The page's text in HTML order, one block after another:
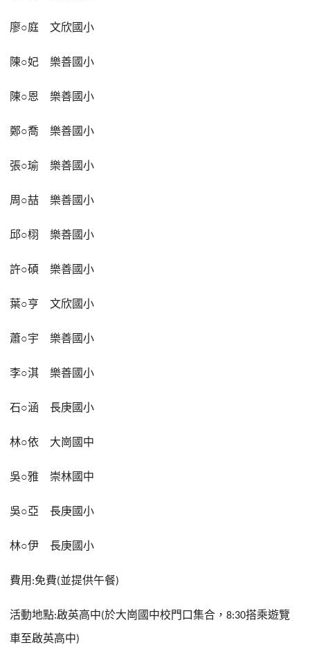
廖○庭 文欣國小
陳○妃 樂善國小
陳○恩 樂善國小
鄭○喬 樂善國小
張○瑜 樂善國小
周 ○喆 樂善國小
邱○栩 樂善國小
許○碩 樂善國小
葉○亨 文欣國小
蕭○宇 樂善國小
李○淇 樂善國小
石○涵 長庚國小
林○依 大崗國中
吳○雅 崇林國中
吳○亞 長庚國小
林○伊 長庚國小
費用 :免費(並提供午餐)
活動地點:啟英高中(於大崗國中校門口集合， 8:30搭乘遊覽
車至啟英高中)